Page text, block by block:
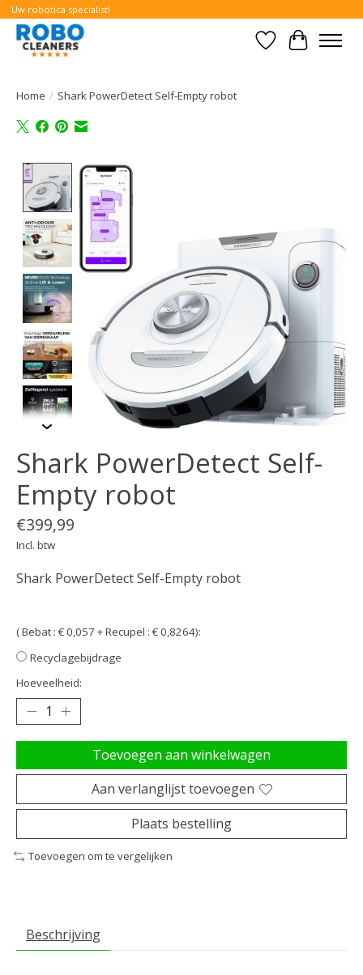
Uw robotica specialist!
Verlanglijst
Home / Shark PowerDetect Self-Empty robot
Product image slideshow Items
Shark PowerDetect Self-
Empty robot
€399,99
Incl. btw
Shark PowerDetect Self-Empty robot
( Bebat : € 0,057 + Recupel : € 0,8264):
Recyclagebijdrage
Hoeveelheid:
Toevoegen aan winkelwagen
Aan verlanglijst toevoegen
Plaats bestelling
Toevoegen om te vergelijken
Beschrijving